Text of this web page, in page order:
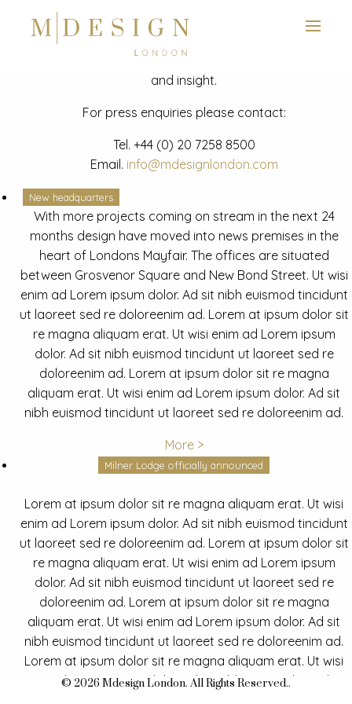
News
Latest mdesign development project and advisory news
and insight.
For press enquiries please contact:
Tel. +44 (0) 20 7258 8500
Email. info@mdesignlondon.com
New headquarters
With more projects coming on stream in the next 24
months design have moved into news premises in the
heart of Londons Mayfair. The offices are situated
between Grosvenor Square and New Bond Street. Ut wisi
enim ad Lorem ipsum dolor. Ad sit nibh euismod tincidunt
ut laoreet sed re doloreenim ad. Lorem at ipsum dolor sit
re magna aliquam erat. Ut wisi enim ad Lorem ipsum
dolor. Ad sit nibh euismod tincidunt ut laoreet sed re
doloreenim ad. Lorem at ipsum dolor sit re magna
aliquam erat. Ut wisi enim ad Lorem ipsum dolor. Ad sit
nibh euismod tincidunt ut laoreet sed re doloreenim ad.
More >
Milner Lodge officially announced
Lorem at ipsum dolor sit re magna aliquam erat. Ut wisi
enim ad Lorem ipsum dolor. Ad sit nibh euismod tincidunt
ut laoreet sed re doloreenim ad. Lorem at ipsum dolor sit
re magna aliquam erat. Ut wisi enim ad Lorem ipsum
dolor. Ad sit nibh euismod tincidunt ut laoreet sed re
doloreenim ad. Lorem at ipsum dolor sit re magna
aliquam erat. Ut wisi enim ad Lorem ipsum dolor. Ad sit
nibh euismod tincidunt ut laoreet sed re doloreenim ad.
Lorem at ipsum dolor sit re magna aliquam erat. Ut wisi
enim ad Lorem ipsum dolor. Ad sit nibh euismod tincidunt
© 2026 Mdesign London. All Rights Reserved..